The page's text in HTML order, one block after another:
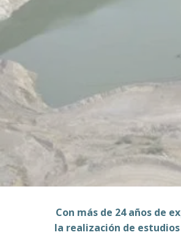
Con más de 24 años de
la realización de